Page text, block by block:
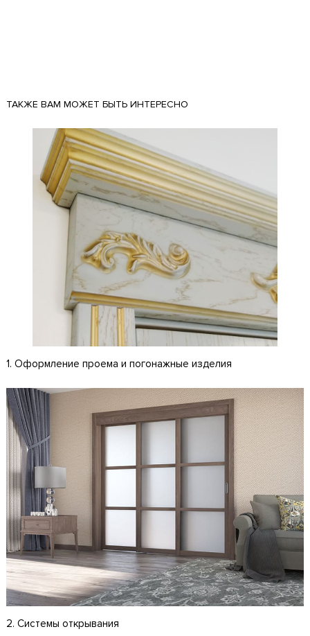
ТАКЖЕ ВАМ МОЖЕТ БЫТЬ ИНТЕРЕСНО
1. Оформление проема и погонажные изделия
2. Системы открывания